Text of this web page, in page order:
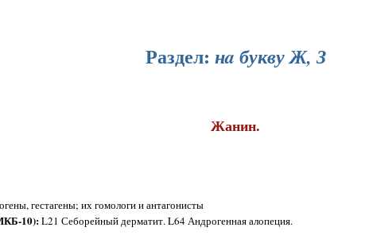
Раздел: нa букву Ж, З
Жанин.
гестагены; их гомологи и антагонисты
10):L21 Себорейный дерматит. L64 Андрогенная алопеция.